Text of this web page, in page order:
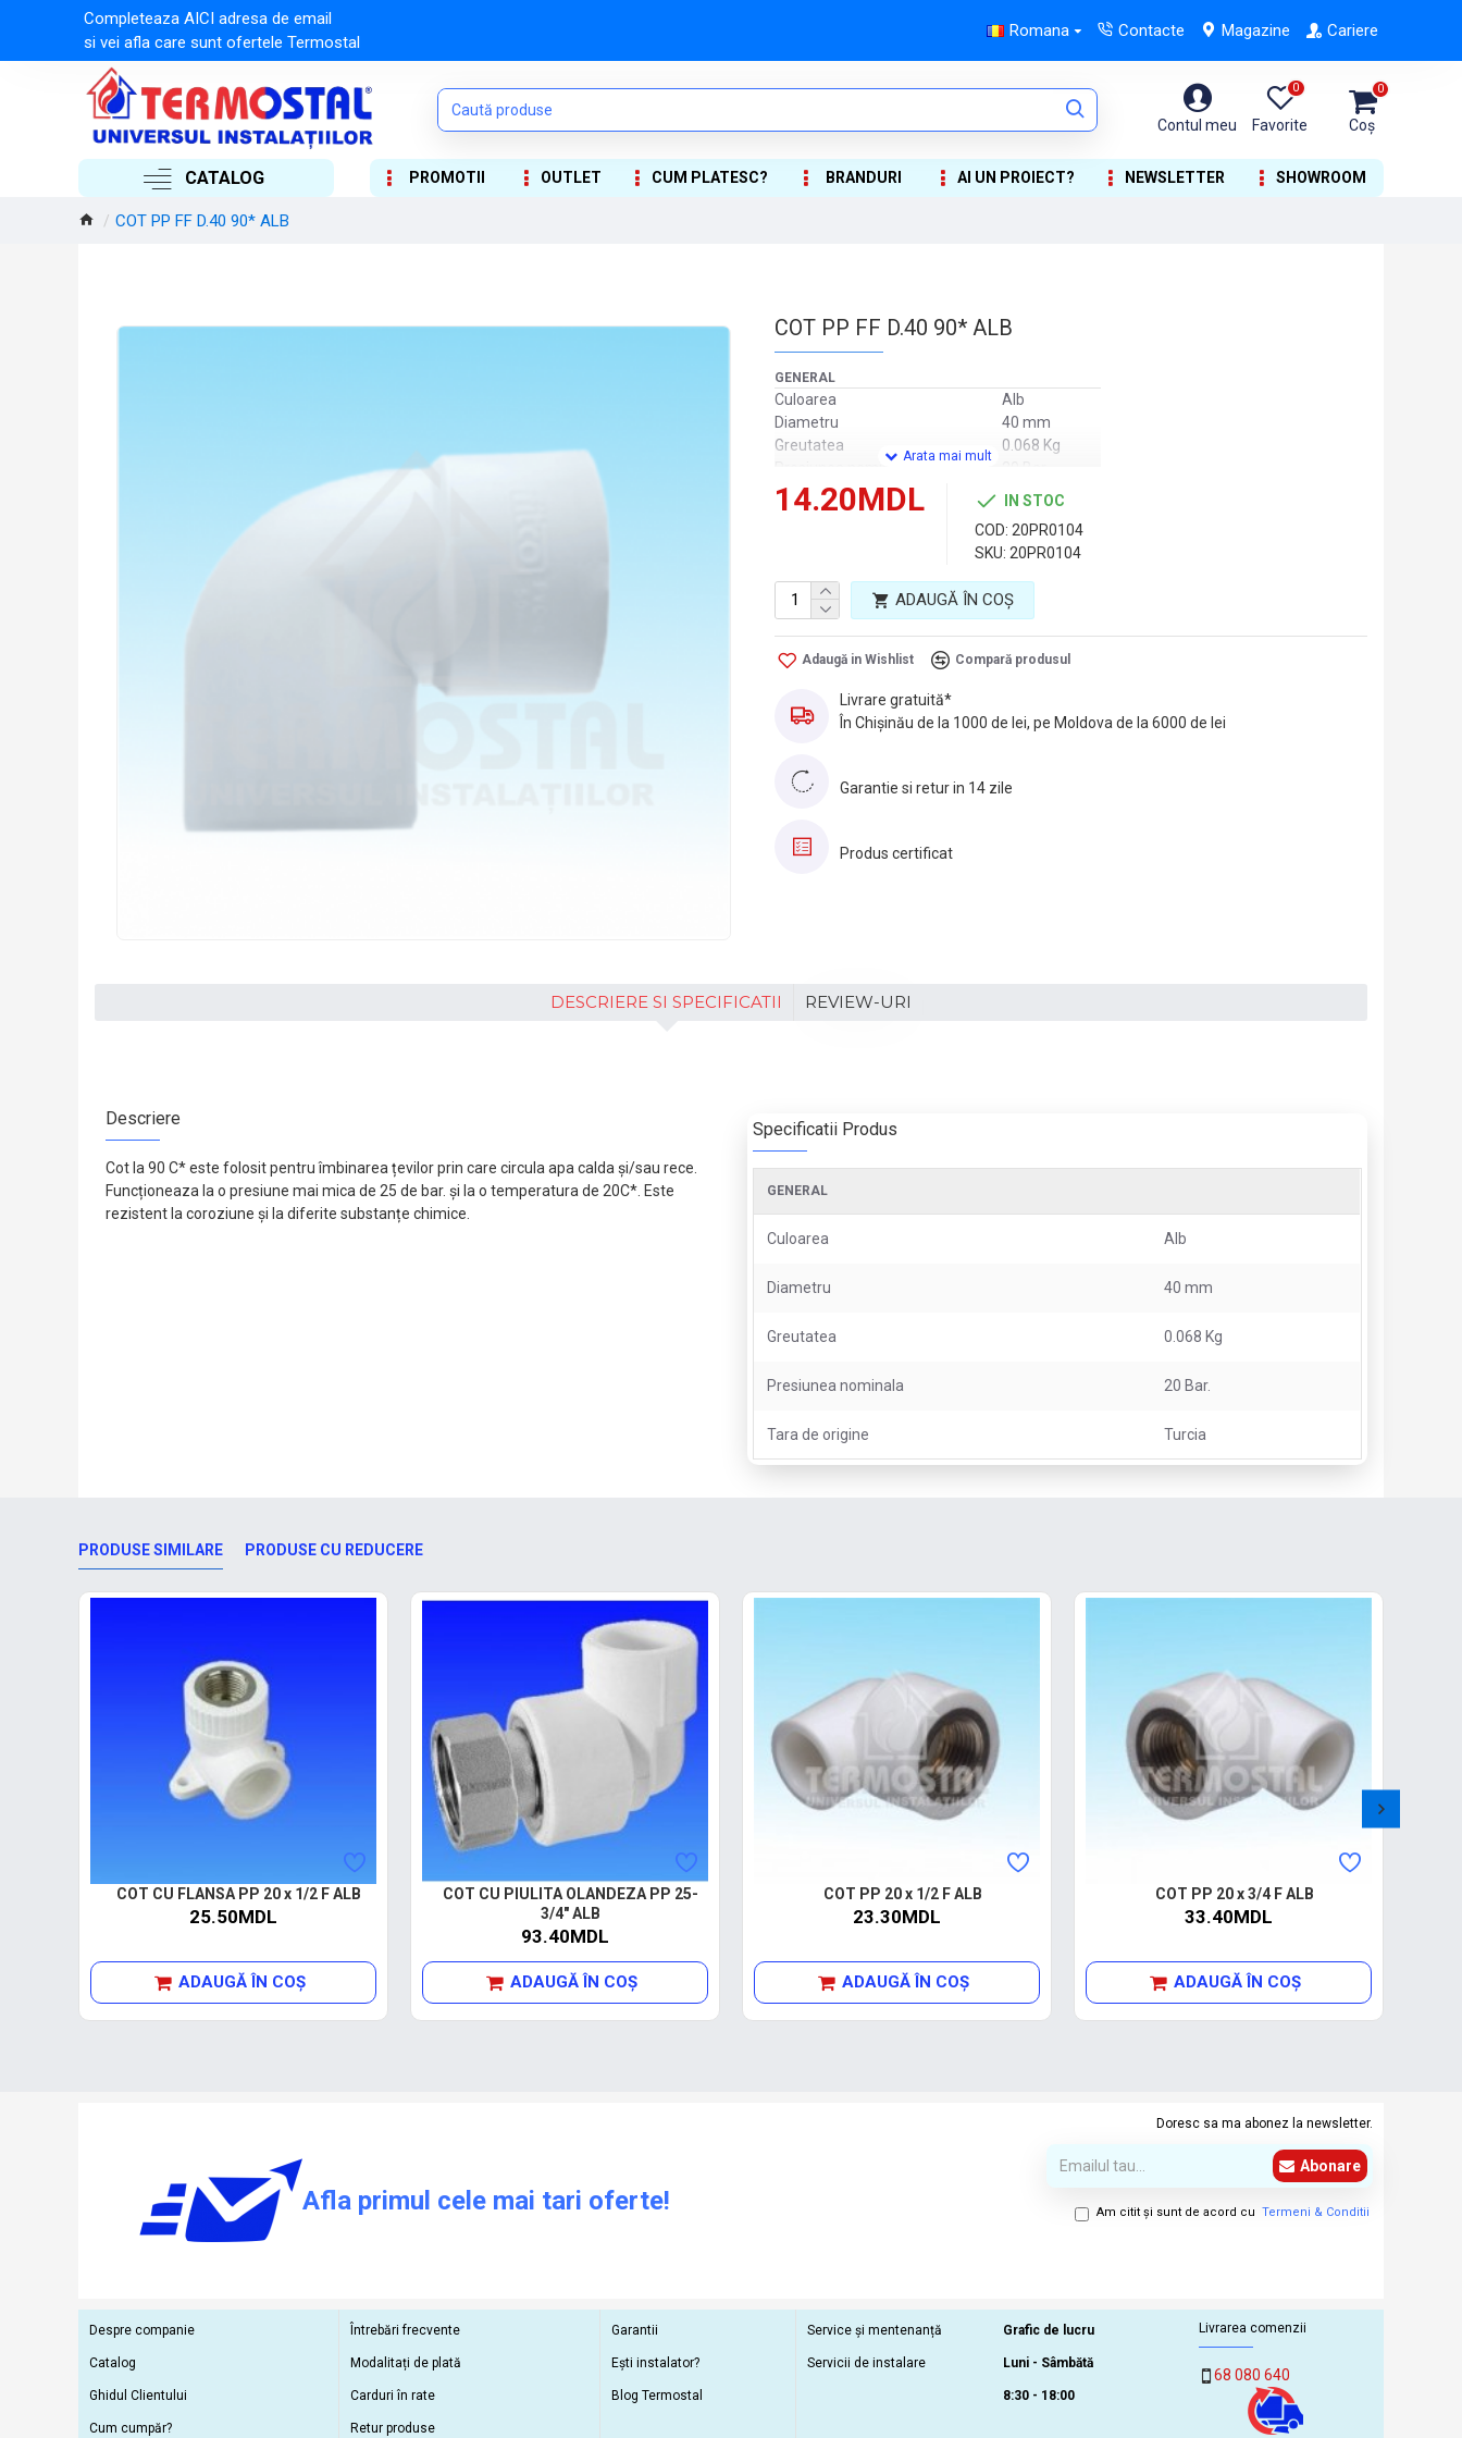
Completeaza AICI adresa de email
si vei afla care sunt ofertele Termostal
Romana Contacte Magazine Cariere
Contul meu Favorite
0
Coș
0
CATALOG PROMOTII OUTLET CUM PLATESC? BRANDURI AI UN PROIECT? NEWSLETTER SHOWROOM
COT PP FF D.40 90* ALB
COT PP FF D.40 90* ALB
GENERAL
Culoarea
Alb
Diametru
40 mm
Greutatea
0.068 Kg
Presiunea nominala
Tara de origine
Turcia
14.20MDL
IN STOC
COD: 20PR0104
SKU: 20PR0104
ADAUGĂ ÎN COŞ
Adaugă in Wishlist Compară produsul
Livrare gratuită*
În Chișinău de la 1000 de lei, pe Moldova de la 6000 de lei
Garantie si retur in 14 zile
Produs certificat
DESCRIERE SI SPECIFICATII REVIEW-URI
Descriere
Cot la 90 C* este folosit pentru îmbinarea țevilor prin care circula apa calda și/sau rece.
Funcționeaza la o presiune mai mica de 25 de bar. și la o temperatura de 20C*. Este
rezistent la coroziune și la diferite substanțe chimice.
Specificatii Produs
GENERAL
Culoarea Alb
Diametru 40 mm
Greutatea 0.068 Kg
Presiunea nominala 20 Bar.
Tara de origine Turcia
PRODUSE SIMILARE PRODUSE CU REDUCERE
COT CU FLANSA PP 20 x 1/2 F ALB
25.50MDL
ADAUGĂ ÎN COŞ
COT CU PIULITA OLANDEZA PP 25-
3/4" ALB
93.40MDL
ADAUGĂ ÎN COŞ
COT PP 20 x 1/2 F ALB
23.30MDL
ADAUGĂ ÎN COŞ
COT PP 20 x 3/4 F ALB
33.40MDL
ADAUGĂ ÎN COŞ
Afla primul cele mai tari oferte!
Doresc sa ma abonez la newsletter.
Abonare
Am citit şi sunt de acord cu Termeni & Conditii
Despre companie
Catalog
Ghidul Clientului
Cum cumpăr?
Întrebări frecvente
Modalitați de plată
Carduri în rate
Retur produse
Garantii
Ești instalator?
Blog Termostal
Service și mentenanță
Servicii de instalare
Grafic de lucru
Luni - Sâmbătă
8:30 - 18:00
Livrarea comenzii
68 080 640